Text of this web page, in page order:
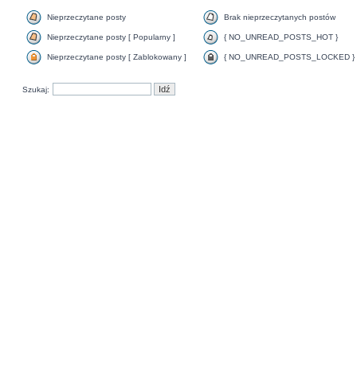
Nieprzeczytane posty Brak nieprzeczytanych postów
Nieprzeczytane posty [ Popularny ] { NO_UNREAD_POSTS_HOT }
Nieprzeczytane posty [ Zablokowany ] { NO_UNREAD_POSTS_LOCKED }
Szukaj: